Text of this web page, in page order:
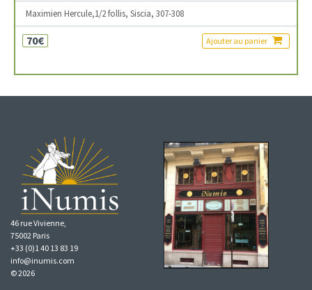
Maximien Hercule,1/2 follis, Siscia, 307-308
70€ Ajouter au panier
46 rue Vivienne,
75002 Paris
+33 (0)1 40 13 83 19
info@inumis.com
© 2026